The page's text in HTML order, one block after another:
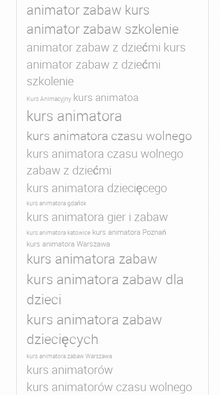
animator zabaw kurs
animator zabaw szkolenie
animator zabaw z dziećmi kurs
animator zabaw z dziećmi
szkolenie
Kurs Animacyjny kurs animatoa
kurs animatora
kurs animatora czasu wolnego
kurs animatora czasu wolnego
zabaw z dziećmi
kurs animatora dziecięcego
kurs animatora gdańsk
kurs animatora gier i zabaw
kurs animatora katowice kurs animatora Poznań
kurs animatora Warszawa
kurs animatora zabaw
kurs animatora zabaw dla
dzieci
kurs animatora zabaw
dziecięcych
kurs animatora zabaw Warszawa
kurs animatorów
kurs animatorów czasu wolnego